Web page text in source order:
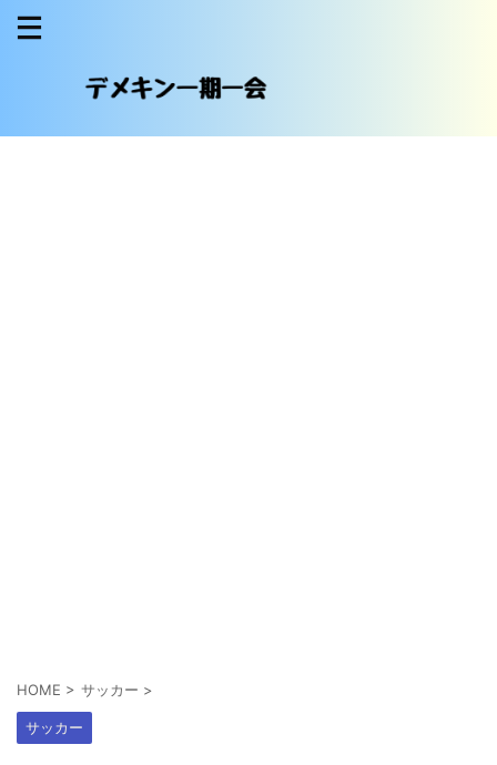
HOME > サッカー >
サッカー